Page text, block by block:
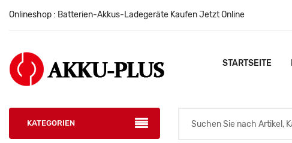
Onlineshop : Batterien-Akkus-Ladegeräte Kaufen Jetzt Online
STARTSEITE
KATEGORIEN